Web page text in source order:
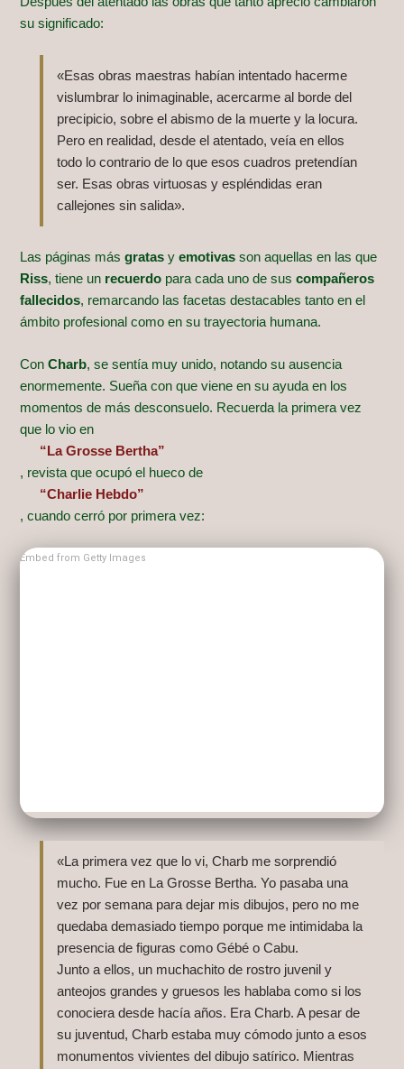
su significado:
«Esas obras maestras habían intentado hacerme
vislumbrar lo inimaginable, acercarme al borde del
precipicio, sobre el abismo de la muerte y la locura.
Pero en realidad, desde el atentado, veía en ellos
todo lo contrario de lo que esos cuadros pretendían
ser. Esas obras virtuosas y espléndidas eran
callejones sin salida».
Las páginas másgratas yemotivas son aquellas en las que
Riss, tiene un recuerdo para cada uno de suscompañeros
fallecidos, remarcando las facetas destacables tanto en el
ámbito profesional como en su trayectoria humana.
ConCharb, se sentía muy unido, notando su ausencia
enormemente. Sueña con que viene en su ayuda en los
momentos de más desconsuelo. Recuerda la primera vez
que lo vio en
“La Grosse Bertha”
, revista que ocupó el hueco de
“Charlie Hebdo”
, cuando cerró por primera vez:
Embed from Getty Images
«La primera vez que lo vi, Charb me sorprendió
mucho. Fue en La Grosse Bertha. Yo pasaba una
vez por semana para dejar mis dibujos, pero no me
quedaba demasiado tiempo porque me intimidaba la
presencia de figuras como Gébé o Cabu.
Junto a ellos, un muchachito de rostro juvenil y
anteojos grandes y gruesos les hablaba como si los
conociera desde hacía años. Era Charb. A pesar de
su juventud, Charb estaba muy cómodo junto a esos
monumentos vivientes del dibujo satírico. Mientras